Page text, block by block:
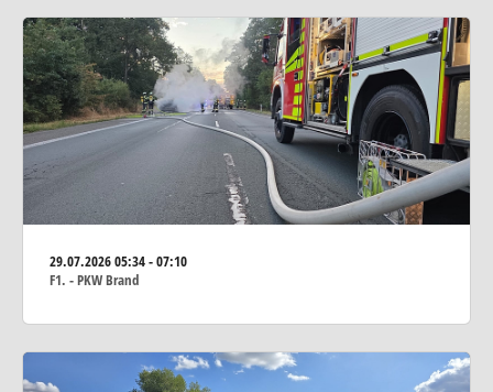
29.07.202605:34 - 07:10
F1. - PKW Brand